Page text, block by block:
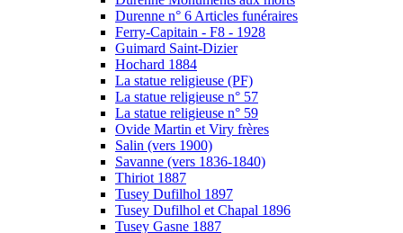
Durenne n° 6 Articles funéraires
Ferry-Capitain - F8 - 1928
Guimard Saint-Dizier
Hochard 1884
La statue religieuse (PF)
La statue religieuse n° 57
La statue religieuse n° 59
Ovide Martin et Viry frères
Salin (vers 1900)
Savanne (vers 1836-1840)
Thiriot 1887
Tusey Dufilhol 1897
Tusey Dufilhol et Chapal 1896
Tusey Gasne 1887